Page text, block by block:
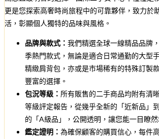
更是您探索高奢時尚旅程中的可靠夥伴，致力於
活，彰顯個人獨特的品味與風格。
品牌與款式： 我們精選全球一線精品品牌
季熱門款式，無論是適合日常通勤的大型
精緻肩背包，亦或是市場稀有的特殊訂製
豐富的選擇。
包況等級： 所有販售的二手商品均附有清
等級評定報告，從幾乎全新的「近新品」
的「A級品」，公開透明，讓您能一目瞭然
鑑定證明： 為確保顧客的購買信心，每件